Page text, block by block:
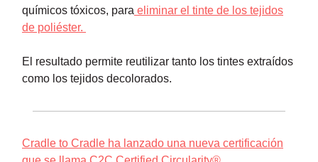
químicos tóxicos, para eliminar el tinte de los tejidos
de poliéster.
El resultado permite reutilizar tanto los tintes extraídos
como los tejidos decolorados.
Cradle to Cradle ha lanzado una nueva certificación